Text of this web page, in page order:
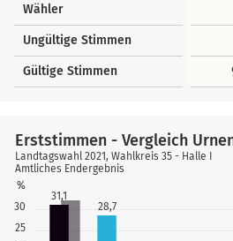
Wähler
Ungültige Stimmen
Gültige Stimmen
25
30
%
31,1
28,7
Erststimmen - Vergleich
Landtagswahl 2021, Wahlkreis 35 - Halle I
Amtliches Endergebnis